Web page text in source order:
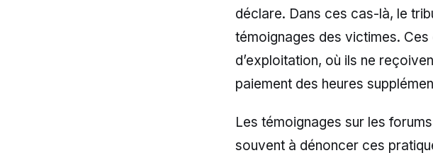
déclare. Dans ces cas-là, le
témoignages des victimes.
d’exploitation, où ils ne
paiement des heures
Les témoignages sur les
souvent à dénoncer ces